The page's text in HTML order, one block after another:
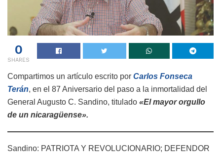
0
SHARES
Compartimos un artículo escrito por Carlos Fonseca
Terán, en el 87 Aniversario del paso a la inmortalidad del
General Augusto C. Sandino, titulado «El mayor orgullo
de un nicaragüense».
Sandino: PATRIOTA Y REVOLUCIONARIO; DEFENDOR